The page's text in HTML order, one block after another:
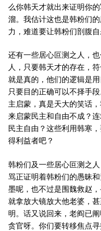
么你韩天才就出来证明你
溜。我估计这也是韩粉们
力，难道要让韩粉们剖腹自
还有一些居心叵测之人，
人，只要韩天才的存在，
就是真的，他们的逻辑是
只要目的正确可以不择手
主启蒙，真是天大的笑话
来启蒙民主和自由不成？
民主自由？这些利用韩寒
得利益者吧？
韩粉们及一些居心叵测之
骂正证明着韩粉们的愚昧
墨呢，也不过是围魏救赵
就拿放大镜放大他老婆，
明。话又说回来，老阎已
贪官呀。你们要转移焦点